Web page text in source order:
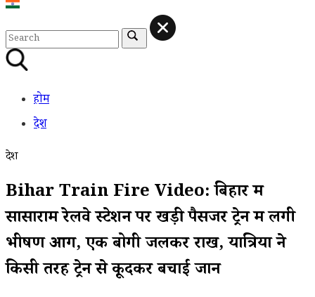
होम
देश
देश
Bihar Train Fire Video: बिहार में
सासाराम रेलवे स्टेशन पर खड़ी पैसेंजर ट्रेन में लगी
भीषण आग, एक बोगी जलकर राख, यात्रियों ने
किसी तरह ट्रेन से कूदकर बचाई जान